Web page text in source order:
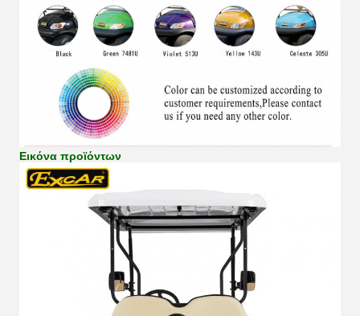
Εικόνα προϊόντων